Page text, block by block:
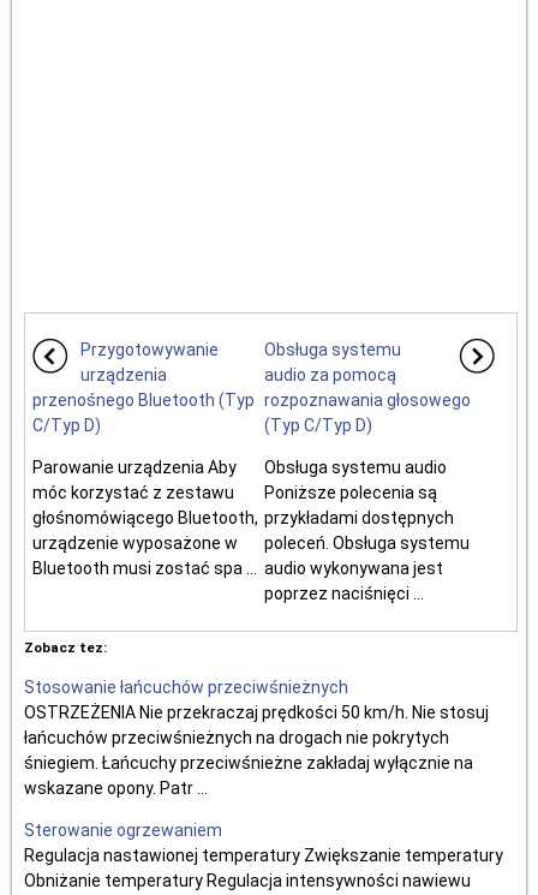
Przygotowywanie
urządzenia
przenośnego Bluetooth (Typ
C/Typ D)
Parowanie urządzenia Aby
móc korzystać z zestawu
głośnomówiącego Bluetooth,
urządzenie wyposażone w
Bluetooth musi zostać spa ...
Obsługa systemu
audio za pomocą
rozpoznawania głosowego
(Typ C/Typ D)
Obsługa systemu audio
Poniższe polecenia są
przykładami dostępnych
poleceń. Obsługa systemu
audio wykonywana jest
poprzez naciśnięci ...
Zobacz tez:
Stosowanie łańcuchów przeciwśnieżnych
OSTRZEŻENIA Nie przekraczaj prędkości 50 km/h. Nie stosuj
łańcuchów przeciwśnieżnych na drogach nie pokrytych
śniegiem. Łańcuchy przeciwśnieżne zakładaj wyłącznie na
wskazane opony. Patr ...
Sterowanie ogrzewaniem
Regulacja nastawionej temperatury Zwiększanie temperatury
Obniżanie temperatury Regulacja intensywności nawiewu